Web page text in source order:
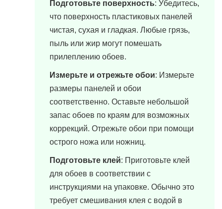
Подготовьте поверхность: Убедитесь,
что поверхность пластиковых панелей
чистая, сухая и гладкая. Любые грязь,
пыль или жир могут помешать
прилеплению обоев.
Измерьте и отрежьте обои: Измерьте
размеры панелей и обои
соответственно. Оставьте небольшой
запас обоев по краям для возможных
коррекций. Отрежьте обои при помощи
острого ножа или ножниц.
Подготовьте клей: Приготовьте клей
для обоев в соответствии с
инструкциями на упаковке. Обычно это
требует смешивания клея с водой в